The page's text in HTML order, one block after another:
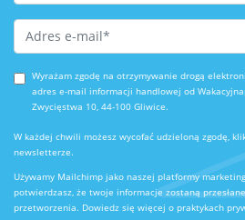
Email Address*
Wyrażam zgodę na otrzymywanie drogą
adres e-mail informacji handlowej od
Zwycięstwa 10, 44-100 Gliwice.
W każdej chwili możesz wycofać udzieloną zgodę,
newsletterze.
Używamy Mailchimp jako naszej platformy
potwierdzasz, że twoje informacje zostaną
przetworzenia. Dowiedz się więcej o praktykach